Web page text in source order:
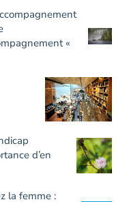
«
d’en
la femme :